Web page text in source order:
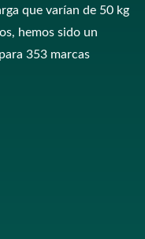
que varían de 50 kg
hemos sido un
353 marcas